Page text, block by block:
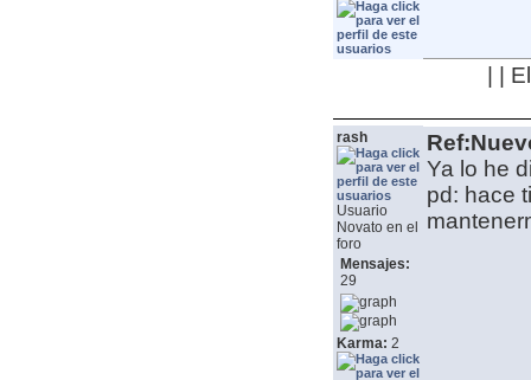
| |
rash
Usuario
Novato en el
foro
Mensajes:
29
Karma: 2
Ya lo he
pd: hace